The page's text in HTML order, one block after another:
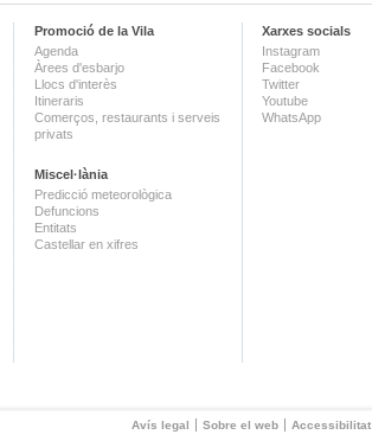
Promoció de la Vila
Agenda
Àrees d'esbarjo
Llocs d'interès
Itineraris
Comerços, restaurants i serveis
privats
Miscel·lània
Predicció meteorològica
Defuncions
Entitats
Castellar en xifres
Xarxes socials
Instagram
Facebook
Twitter
Youtube
WhatsApp
Avís legal Sobre el web Accessibilitat